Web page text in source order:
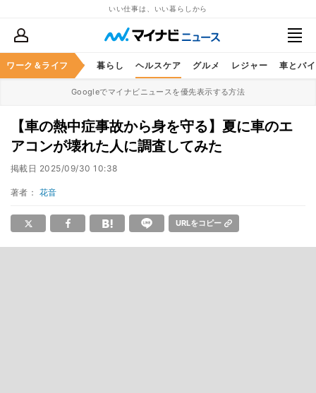
いい仕事は、いい暮らしから
ワーク＆ライフ
ススキル マネー 暮らし ヘルスケア グルメ レジャー 車とバ
Googleでマイナビニュースを優先表示する方法
【車の熱中症事故から身を守る】夏に車のエ
アコンが壊れた人に調査してみた
掲載日 2025/09/30 10:38
著者： 花音
URLをコピー